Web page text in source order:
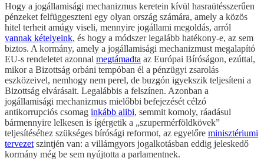
Hogy a jogállamisági mechanizmus keretein kívül hasraütésszerűen
pénzeket felfüggeszteni egy olyan ország számára, amely a közös
hitel terheit amúgy viseli, mennyire jogállami megoldás, arról
vannak kételyeink, és hogy a módszer legalább hatékony-e, az sem
biztos. A kormány, amely a jogállamisági mechanizmust megalapító
EU-s rendeletet azonnal megtámadta az Európai Bíróságon, ezúttal,
mikor a Bizottság orbáni tempóban él a pénzügyi zsarolás
eszközeivel, nemhogy nem perel, de buzgón igyekszik teljesíteni a
Bizottság elvárásait. Legalábbis a felszínen. Azonban a
jogállamisági mechanizmus mielőbbi befejezését célzó
antikorrupciós csomag inkább alibi, semmit komoly, ráadásul
bármennyire lelkesen is ígérgetik a „szupermérföldkövek”
teljesítéséhez szükséges bírósági reformot, az egyelőre minisztériumi
tervezet szintjén van: a villámgyors jogalkotásban eddig jeleskedő
kormány még be sem nyújtotta a parlamentnek.